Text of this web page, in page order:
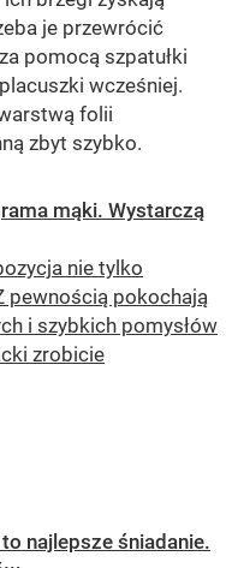
je przewrócić
pomocą szpatułki
wcześniej.
folii
zbyt szybko.
mąki. Wystarczą
nie tylko
pewnością pokochają
i szybkich pomysłów
zrobicie
najlepsze śniadanie.